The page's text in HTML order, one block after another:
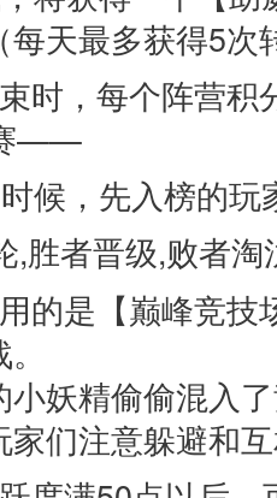
天最多获得5次
时，每个阵营
——
候，先入榜的玩
,胜者晋级,败者淘
的是【巅峰竞
妖精偷偷混入
家们注意躲避和